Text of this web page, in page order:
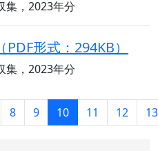
集，2023年分
形式：294KB）
集，2023年分
8 9 10 11 12 13